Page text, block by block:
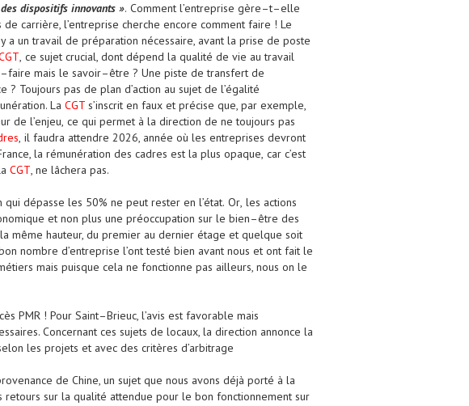
dispositifs innovants ». Comment l’entreprise gère–t–elle
de carrière, l’entreprise cherche encore comment faire ! Le
y a un travail de préparation nécessaire, avant la prise de poste
, ce sujet crucial, dont dépend la qualité de vie au travail
–faire mais le savoir–être ? Une piste de transfert de
? Toujours pas de plan d’action au sujet de l’égalité
La CGT s’inscrit en faux et précise que, par exemple,
de l’enjeu, ce qui permet à la direction de ne toujours pas
res, il faudra attendre 2026, année où les entreprises devront
la rémunération des cadres est la plus opaque, car c’est
CGT, ne lâchera pas.
qui dépasse les 50% ne peut rester en l’état. Or, les actions
et non plus une préoccupation sur le bien–être des
même hauteur, du premier au dernier étage et quelque soit
nombre d’entreprise l’ont testé bien avant nous et ont fait le
mais puisque cela ne fonctionne pas ailleurs, nous on le
PMR ! Pour Saint–Brieuc, l’avis est favorable mais
. Concernant ces sujets de locaux, la direction annonce la
les projets et avec des critères d’arbitrage
de Chine, un sujet que nous avons déjà porté à la
retours sur la qualité attendue pour le bon fonctionnement sur